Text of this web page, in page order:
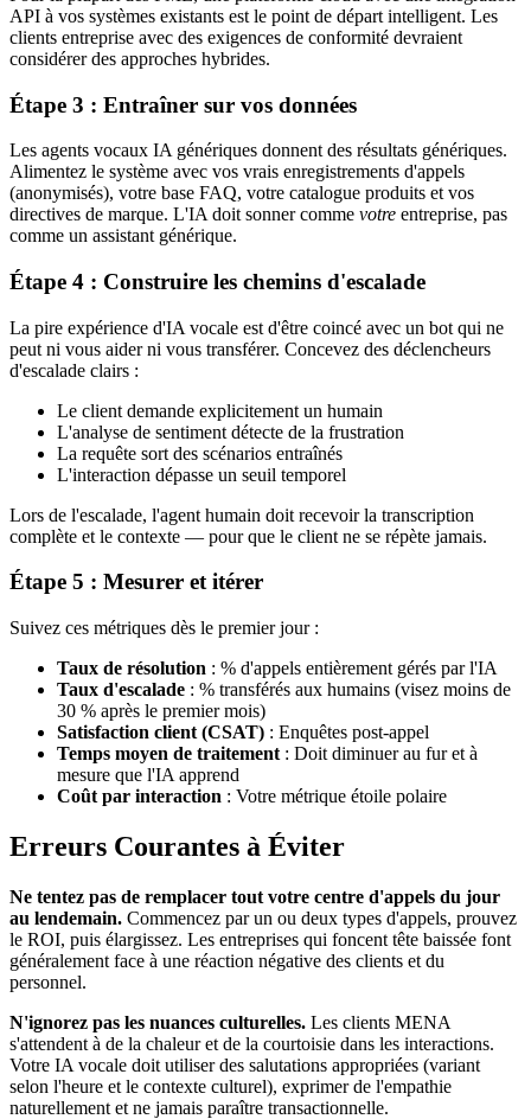
API à vos systèmes existants est le point de départ intelligent. Les
clients entreprise avec des exigences de conformité devraient
considérer des approches hybrides.
Étape 3 : Entraîner sur vos données
Les agents vocaux IA génériques donnent des résultats génériques.
Alimentez le système avec vos vrais enregistrements d'appels
(anonymisés), votre base FAQ, votre catalogue produits et vos
directives de marque. L'IA doit sonner comme votre entreprise, pas
comme un assistant générique.
Étape 4 : Construire les chemins d'escalade
La pire expérience d'IA vocale est d'être coincé avec un bot qui ne
peut ni vous aider ni vous transférer. Concevez des déclencheurs
d'escalade clairs :
Le client demande explicitement un humain
L'analyse de sentiment détecte de la frustration
La requête sort des scénarios entraînés
L'interaction dépasse un seuil temporel
Lors de l'escalade, l'agent humain doit recevoir la transcription
complète et le contexte — pour que le client ne se répète jamais.
Étape 5 : Mesurer et itérer
Suivez ces métriques dès le premier jour :
Taux de résolution : % d'appels entièrement gérés par l'IA
Taux d'escalade : % transférés aux humains (visez moins de
30 % après le premier mois)
Satisfaction client (CSAT) : Enquêtes post-appel
Temps moyen de traitement : Doit diminuer au fur et à
mesure que l'IA apprend
Coût par interaction : Votre métrique étoile polaire
Erreurs Courantes à Éviter
Ne tentez pas de remplacer tout votre centre d'appels du jour
au lendemain. Commencez par un ou deux types d'appels, prouvez
le ROI, puis élargissez. Les entreprises qui foncent tête baissée font
généralement face à une réaction négative des clients et du
personnel.
N'ignorez pas les nuances culturelles. Les clients MENA
s'attendent à de la chaleur et de la courtoisie dans les interactions.
Votre IA vocale doit utiliser des salutations appropriées (variant
selon l'heure et le contexte culturel), exprimer de l'empathie
naturellement et ne jamais paraître transactionnelle.